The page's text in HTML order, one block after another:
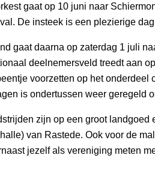
gaat op 10 juni naar
De insteek is een plezierige
gaat daarna op zaterdag 1 juli
deelnemersveld treedt aan
voorzetten op het onderdeel
is ondertussen weer geregeld
zijn op een groot landgoed
van Rastede. Ook voor de
jezelf als vereniging meten